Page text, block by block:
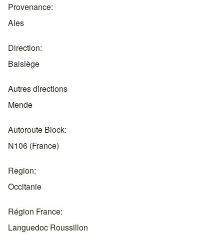
Provenance
Ales
Direction
Balsiège
Autres directions
Mende
Autoroute Block
N106 (France)
Region
Occitanie
Région France
Languedoc Roussillon